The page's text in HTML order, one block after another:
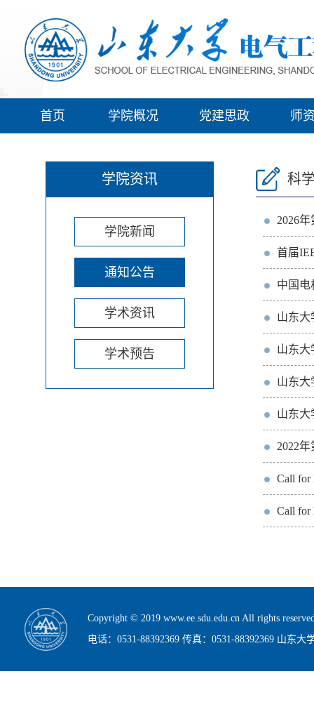
首页 学院概况 党建思政 师
学院资讯
学院新闻
通知公告
学术资讯
学术预告
科
2026
首届
中国电
山东大
山东大
山东大
山东大
2022
Call for
Call for
Copyright © 2019 www.ee.sdu.edu.cn All rights
电话：0531-88392369 传真：0531-88392369 山东